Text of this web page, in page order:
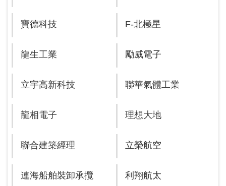
寶德科技 F-北極星
龍生工業 勵威電子
立宇高新科技 聯華氣體工業
龍相電子 理想大地
聯合建築經理 立榮航空
連海船舶裝卸承攬 利翔航太